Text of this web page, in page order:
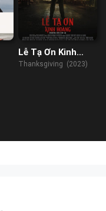
Lễ Tạ Ơn Kinh
Hoàng
Thanksgiving (2023)